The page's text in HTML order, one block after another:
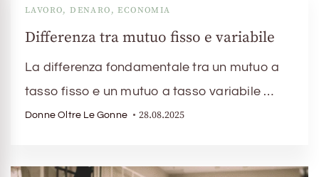
LAVORO, DENARO, ECONOMIA
Differenza tra mutuo fisso e variabile
La differenza fondamentale tra un mutuo a
tasso fisso e un mutuo a tasso variabile …
Donne Oltre Le Gonne 28.08.2025